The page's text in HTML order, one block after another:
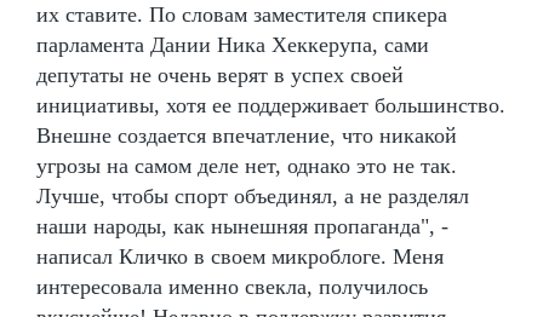
их ставите. По словам заместителя спикера
парламента Дании Ника Хеккерупа, сами
депутаты не очень верят в успех своей
инициативы, хотя ее поддерживает большинство.
Внешне создается впечатление, что никакой
угрозы на самом деле нет, однако это не так.
Лучше, чтобы спорт объединял, а не разделял
наши народы, как нынешняя пропаганда", -
написал Кличко в своем микроблоге. Меня
интересовала именно свекла, получилось